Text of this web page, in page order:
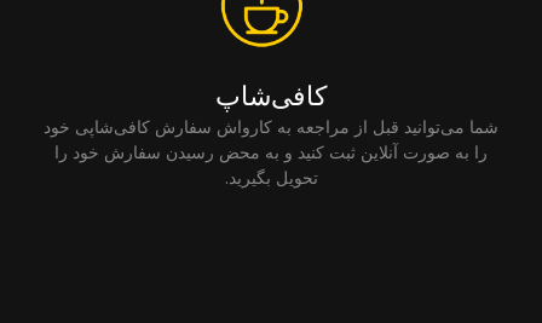
کافی‌شاپ
شما می‌توانید قبل از مراجعه به کارواش سفارش کافی‌شاپی خود
را به صورت آنلاین ثبت کنید و به محض رسیدن سفارش خود را
تحویل بگیرید.